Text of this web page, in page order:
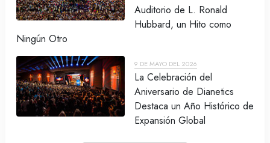
Auditorio de L. Ronald
Hubbard, un Hito como
Ningún Otro
9 DE MAYO DEL 2026
La Celebración del
Aniversario de Dianetics
Destaca un Año Histórico de
Expansión Global